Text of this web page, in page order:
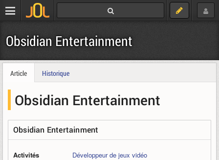
Obsidian Entertainment
Article Historique
Obsidian Entertainment
Obsidian Entertainment
Activités
Développeur de jeux vidéo